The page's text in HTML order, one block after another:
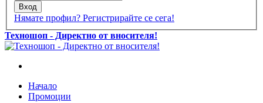
Вход
Нямате профил? Регистрирайте се сега!
Техношоп - Директно от вносителя!
Начало
Промоции